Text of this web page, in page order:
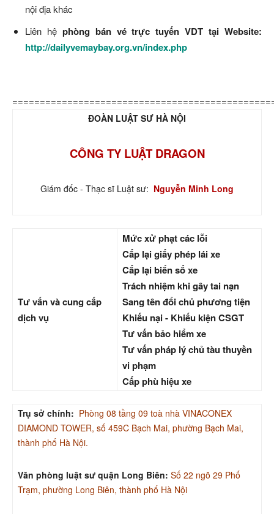
nội địa khác
Liên hệ phòng bán vé trực tuyến VDT tại Website:
http://dailyvemaybay.org.vn/index.php
ĐOÀN LUẬT SƯ HÀ NỘI
CÔNG TY LUẬT DRAGON
Giám đốc - Thạc sĩ Luật sư: Nguyễn Minh Long
Tư vấn và cung cấp
dịch vụ
Mức xử phạt các lỗi
Cấp lại giấy phép lái xe
Cấp lại biển số xe
Trách nhiệm khi gây tai nạn
Sang tên đổi chủ phương tiện
Khiếu nại - Khiếu kiện CSGT
Tư vấn bảo hiểm xe
Tư vấn pháp lý chủ tàu thuyền
vi phạm
Cấp phù hiệu xe
Trụ sở chính: Phòng 08 tầng 09 toà nhà VINACONEX
DIAMOND TOWER, số 459C Bạch Mai, phường Bạch Mai,
thành phố Hà Nội.
Văn phòng luật sư quận Long Biên: Số 22 ngõ 29 Phố
Trạm, phường Long Biên, thành phố Hà Nội